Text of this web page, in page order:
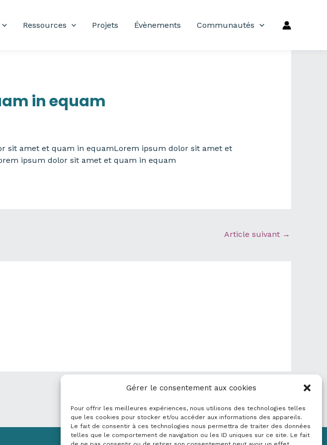
Gérer le consentement aux cookies
Pour offrir les meilleures expériences, nous utilisons des technologies telles
que les cookies pour stocker et/ou accéder aux informations des appareils.
Le fait de consentir à ces technologies nous permettra de traiter des données
telles que le comportement de navigation ou les ID uniques sur ce site. Le fait
Ressources Projets Évènements Communautés
in equam
sit amet et quam in equamLorem ipsum dolor sit amet et
ipsum dolor sit amet et quam in equam
Article suivant →